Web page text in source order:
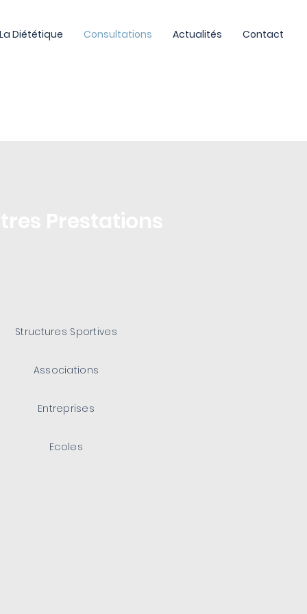
La Diététique Consultations Actualités Contact
Structures Sportives
Associations
Entreprises
Ecoles